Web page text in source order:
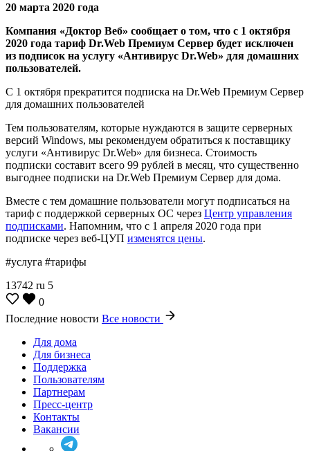
20 марта 2020 года
Компания «Доктор Веб» сообщает о том, что с 1 октября
2020 года тариф Dr.Web Премиум Сервер будет исключен
из подписок на услугу «Антивирус Dr.Web» для домашних
пользователей.
С 1 октября прекратится подписка на Dr.Web Премиум Сервер
для домашних пользователей
Тем пользователям, которые нуждаются в защите серверных
версий Windows, мы рекомендуем обратиться к поставщику
услуги «Антивирус Dr.Web» для бизнеса. Стоимость
подписки составит всего 99 рублей в месяц, что существенно
выгоднее подписки на Dr.Web Премиум Сервер для дома.
Вместе с тем домашние пользователи могут подписаться на
тариф с поддержкой серверных ОС через Центр управления
подписками. Напомним, что с 1 апреля 2020 года при
подписке через веб-ЦУП изменятся цены.
#услуга #тарифы
13742 ru 5
0
Последние новости Все новости
Для дома
Для бизнеса
Поддержка
Пользователям
Партнерам
Пресс-центр
Контакты
Вакансии